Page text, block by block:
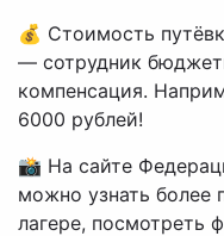
💰 Стоимость
— сотрудник
компенсация.
6000 рублей!
📸 На сайте
можно узнать
лагере, посмотреть